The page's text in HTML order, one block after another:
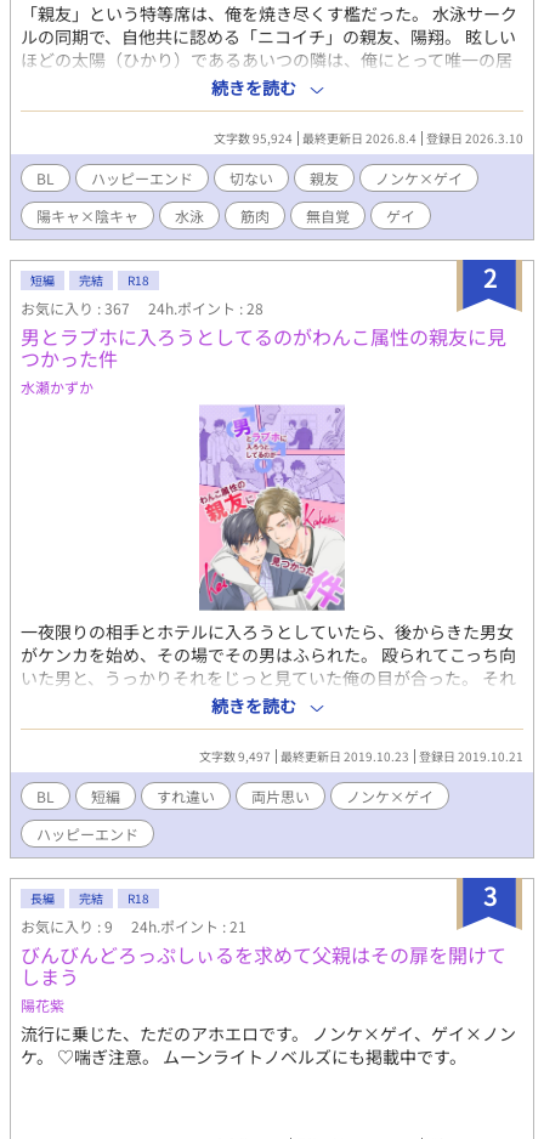
「親友」という特等席は、俺を焼き尽くす檻だった。 水泳サーク
ルの同期で、自他共に認める「ニコイチ」の親友、陽翔。 眩しい
ほどの太陽（ひかり）であるあいつの隣は、俺にとって唯一の居
場所であり、同時に地獄でもあった。 肩が触れ合う距離。混ざり
合う汗と塩素の匂い。 「お前は最高の親友だ」と笑うあいつに、
俺は何度殺されただろう。 抑えきれない欲情を、自分を痛めつけ
るような筋トレの負荷にすり替えて、 今日も俺は「最高の親友」
という仮面を被り続ける。 ――あの日、あのシャワー室で、あい
つの「秘密」を暴いてしまうまでは。 触れてもいいのに、愛せな
い。 親友という名の地獄に溺れる、俺の壊れるほど一途な恋の記
録。 水泳サークルと「競パン」バイトを舞台に、「親友」と「恋
愛」の境界線に苦しむ、切なくて熱い青春BLです。
続きを読む
文字数 95,924 最終更新日 2026.8.4 登録日 2026.3.10
BL ハッピーエンド 切ない 親友
ノンケ×ゲイ
陽キャ×陰キャ
水泳 筋肉 無自覚 ゲイ
2
短編 完結 R18
お気に入り : 367 24h.ポイント : 28
男とラブホに入ろうとしてるのがわんこ属性の親友に見
つかった件
水瀬かずか
一夜限りの相手とホテルに入ろうとしていたら、後からきた男女
がケンカを始め、その場でその男はふられた。 殴られてこっち向
いた男と、うっかりそれをじっと見ていた俺の目が合った。 それ
は、ずっと好きだけど、忘れなきゃと思っていた親友だった。 俺
は親友に、ゲイだと、バレてしまった。 イラストは、すぎちよさ
まからいただきました。
続きを読む
文字数 9,497 最終更新日 2019.10.23 登録日 2019.10.21
BL 短編 すれ違い 両片思い
ノンケ×ゲイ
ハッピーエンド
3
長編 完結 R18
お気に入り : 9 24h.ポイント : 21
びんびんどろっぷしぃるを求めて父親はその扉を開けて
しまう
陽花紫
流行に乗じた、ただのアホエロです。 ノンケ×ゲイ、ゲイ×ノン
ケ。 ♡喘ぎ注意。 ムーンライトノベルズにも掲載中です。